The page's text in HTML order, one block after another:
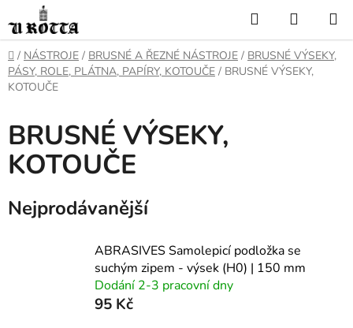
na
obsah
Hledat
KOŠÍK
DOMŮ
/ NÁSTROJE / BRUSNÉ A ŘEZNÉ NÁSTROJE / BRUSNÉ VÝSEKY,
PÁSY, ROLE, PLÁTNA, PAPÍRY, KOTOUČE / BRUSNÉ VÝSEKY,
KOTOUČE
BRUSNÉ VÝSEKY,
KOTOUČE
Nejprodávanější
ABRASIVES Samolepicí podložka se
suchým zipem - výsek (H0) | 150 mm
Dodání 2-3 pracovní dny
95 Kč